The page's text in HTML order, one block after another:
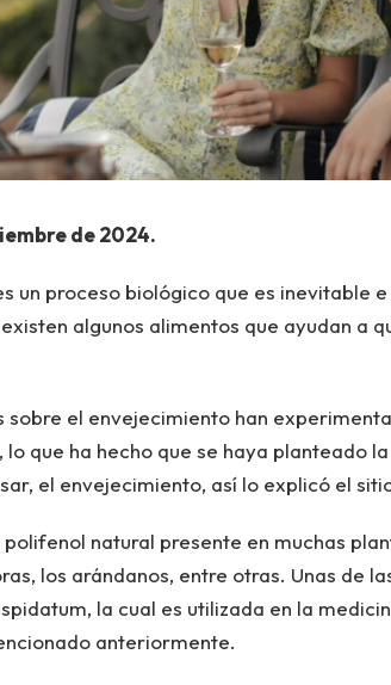
de 2024.
un proceso biológico que es inevitable
algunos alimentos que ayudan a
sobre el envejecimiento han
lo que ha hecho que se haya planteado
el envejecimiento, así lo explicó el sitio
polifenol natural presente en muchas
los arándanos, entre otras. Unas de
la cual es utilizada en la
anteriormente.